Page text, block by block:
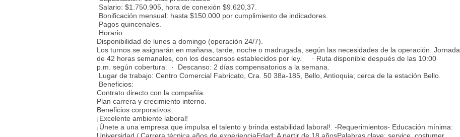
Salario: $1.750.905, hora de conexión $9.620,37.
Bonificación mensual: hasta $150.000 por cumplimiento de indicadores.
Pagos quincenales.
Horario:
Disponibilidad de lunes a domingo (operación 24/7).
Los turnos se asignarán en mañana, tarde, noche o madrugada, según las necesidades de la operación. Jornada
de 42 horas semanales, con los descansos establecidos por ley. · Ruta disponible después de las 10:00
p.m. según cobertura. · Descanso: 2 días compensatorios a la semana.
Lugar de trabajo: Centro Comercial Fabricato, Cra. 50 38a-185, Bello, Antioquia; cerca de la estación Bello.
Beneficios:
Contrato directo con la compañía.
Plan carrera y crecimiento interno.
Beneficios corporativos.
¡Excelente ambiente laboral!
¡Únete a una empresa que impulsa el talento y brinda estabilidad laboral!. -Requerimientos- Educación mínima:
Universidad / Carrera técnica años de experienciaEdad: A partir de 18 añosPalabras clave: service, costumer,